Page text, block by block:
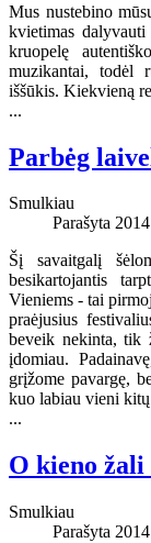
Mus nustebino
kvietimas
kruopelę
muzikantai, todėl
iššūkis. Kiekvieną
...
Parbėg
Smulkiau
Parašyta
Šį savaitgalį
besikartojantis
Vieniems - tai
praėjusius
beveik nekinta, tik
įdomiau.
grįžome pavargę,
kuo labiau vieni kitų
...
O kieno žali
Smulkiau
Parašyta